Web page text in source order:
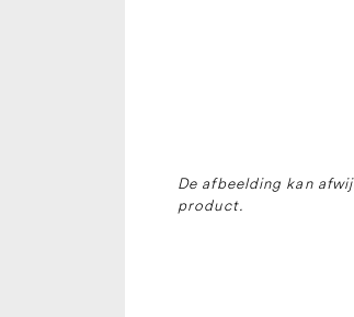
De afbeelding kan
product.